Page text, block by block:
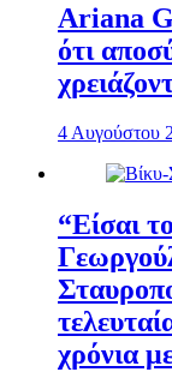
Ariana
ότι
4 Αυγούστου
“Είσαι
χρόνια